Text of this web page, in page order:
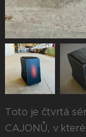
Toto je čtvrtá
CAJONŮ, v